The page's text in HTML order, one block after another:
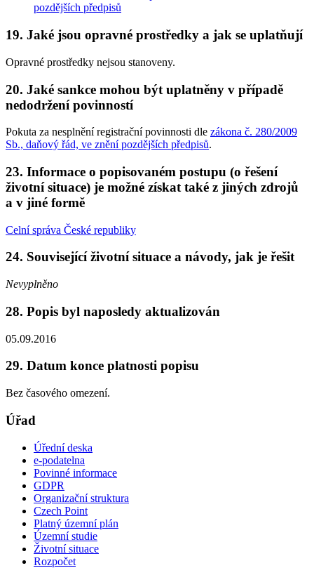
pozdějších předpisů
19. Jaké jsou opravné prostředky a jak se uplatňují
Opravné prostředky nejsou stanoveny.
20. Jaké sankce mohou být uplatněny v případě
nedodržení povinností
Pokuta za nesplnění registrační povinnosti dle zákona č. 280/2009
Sb., daňový řád, ve znění pozdějších předpisů.
23. Informace o popisovaném postupu (o řešení
životní situace) je možné získat také z jiných zdrojů
a v jiné formě
Celní správa České republiky
24. Související životní situace a návody, jak je řešit
Nevyplněno
28. Popis byl naposledy aktualizován
05.09.2016
29. Datum konce platnosti popisu
Bez časového omezení.
Úřad
Úřední deska
e-podatelna
Povinné informace
GDPR
Organizační struktura
Czech Point
Platný územní plán
Územní studie
Životní situace
Rozpočet